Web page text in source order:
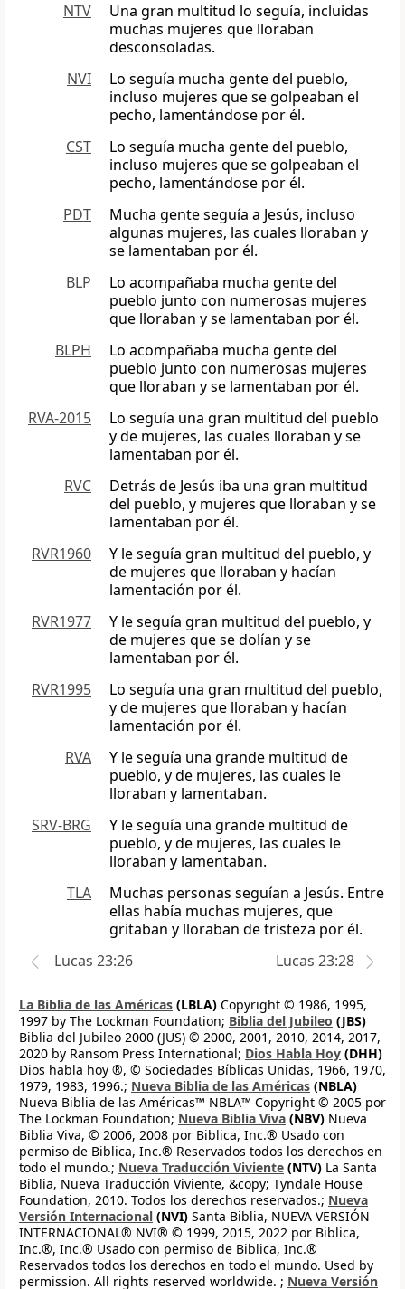
NTV
Una gran multitud lo seguía, incluidas
muchas mujeres que lloraban
desconsoladas.
NVI
Lo seguía mucha gente del pueblo,
incluso mujeres que se golpeaban el
pecho, lamentándose por él.
CST
Lo seguía mucha gente del pueblo,
incluso mujeres que se golpeaban el
pecho, lamentándose por él.
PDT
Mucha gente seguía a Jesús, incluso
algunas mujeres, las cuales lloraban y
se lamentaban por él.
BLP
Lo acompañaba mucha gente del
pueblo junto con numerosas mujeres
que lloraban y se lamentaban por él.
BLPH
Lo acompañaba mucha gente del
pueblo junto con numerosas mujeres
que lloraban y se lamentaban por él.
RVA-2015
Lo seguía una gran multitud del pueblo
y de mujeres, las cuales lloraban y se
lamentaban por él.
RVC
Detrás de Jesús iba una gran multitud
del pueblo, y mujeres que lloraban y se
lamentaban por él.
RVR1960
Y le seguía gran multitud del pueblo, y
de mujeres que lloraban y hacían
lamentación por él.
RVR1977
Y le seguía gran multitud del pueblo, y
de mujeres que se dolían y se
lamentaban por él.
RVR1995
Lo seguía una gran multitud del pueblo,
y de mujeres que lloraban y hacían
lamentación por él.
RVA
Y le seguía una grande multitud de
pueblo, y de mujeres, las cuales le
lloraban y lamentaban.
SRV-BRG
Y le seguía una grande multitud de
pueblo, y de mujeres, las cuales le
lloraban y lamentaban.
TLA
Muchas personas seguían a Jesús. Entre
ellas había muchas mujeres, que
gritaban y lloraban de tristeza por él.
Lucas 23:26
Lucas 23:28
La Biblia de las Américas (LBLA) Copyright © 1986, 1995,
1997 by The Lockman Foundation; Biblia del Jubileo (JBS)
Biblia del Jubileo 2000 (JUS) © 2000, 2001, 2010, 2014, 2017,
2020 by Ransom Press International; Dios Habla Hoy (DHH)
Dios habla hoy ®, © Sociedades Bíblicas Unidas, 1966, 1970,
1979, 1983, 1996.; Nueva Biblia de las Américas (NBLA)
Nueva Biblia de las Américas™ NBLA™ Copyright © 2005 por
The Lockman Foundation; Nueva Biblia Viva (NBV) Nueva
Biblia Viva, © 2006, 2008 por Biblica, Inc.® Usado con
permiso de Biblica, Inc.® Reservados todos los derechos en
todo el mundo.; Nueva Traducción Viviente (NTV) La Santa
Biblia, Nueva Traducción Viviente, &copy; Tyndale House
Foundation, 2010. Todos los derechos reservados.; Nueva
Versión Internacional (NVI) Santa Biblia, NUEVA VERSIÓN
INTERNACIONAL® NVI® © 1999, 2015, 2022 por Biblica,
Inc.®, Inc.® Usado con permiso de Biblica, Inc.®
Reservados todos los derechos en todo el mundo. Used by
permission. All rights reserved worldwide. ; Nueva Versión